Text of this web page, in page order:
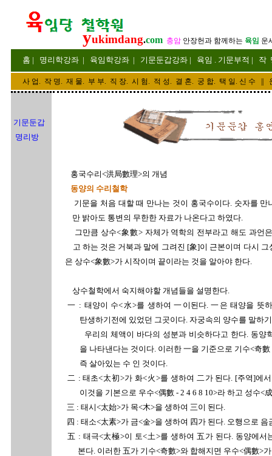
yukimdang.com 충암 안장헌과 함께하는 육임 운
홈 | 명리 학강좌 | 육임학강좌 | 기문둔갑강좌 | 육임 . 기문부적 | 작
사 업 . 작 명. 재 물. 부 부. 직 장. 시 험. 적 성. 결 혼. 궁 합. 택 일. 신 수
기문둔갑
명리방
홍국수리<洪局數理>의 개념
동양의 수리철학
기문을 처음 대할 때 만나는 것이 홍국수이다. 숫자를
만 밝아도 통변의 무한한 자료가 나온다고 하였다.
그만큼 상수<象數> 자체가 역학의 전부라고 해도 과언
고 하는 것은 거북과 말에 그려진 [象]이 근본이며 다시
은 상수<象數>가 시작이며 끝이라는 것을 알아야 한다.
상수철학에서 숙지해야할 개념들을 설명한다.
一 : 태양이 수<水>를 생하여 一이된다. 一은 태양을 뜻
탄생하기전에 있었던 그곳이다. 자궁속의 양수를 말하
우리의 체액이 바다의 성분과 비슷하다고 한다. 동양
을 나타낸다는 것이다. 이러한 一을 기준으로 기수<奇數
즉 살아있는 수 인 것이다.
二 : 태초<太初>가 화<火>를 생하여 二가 된다. [주역]에
이것을 기본으로 우수<偶數 - 2 4 6 8 10>라 하고 성수<
三 : 태시<太始>가 목<木>을 생하여 三이 된다.
四 : 태소<太素>가 금<金>을 생하여 四가 된다. 오행으로 음
五 : 태극<太極>이 토<土>를 생하여 五가 된다. 동양에서
본다. 이러한 五가 기수<奇數>와 합해지면 우수<偶數>